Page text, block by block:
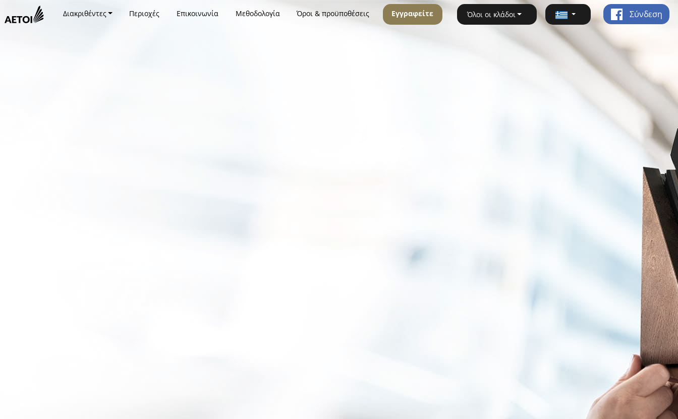
Διακριθέντες Περιοχές Επικοινωνία Μεθοδολογία Όροι & προϋποθέσεις Εγγραφείτε Όλοι οι κλάδοι Σύνδεση